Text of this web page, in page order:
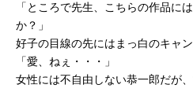
「ところで先生、こちらの作品に
か？」
好子の目線の先にはまっ白のキャ
「愛、ねぇ・・・」
女性には不自由しない恭一郎だが